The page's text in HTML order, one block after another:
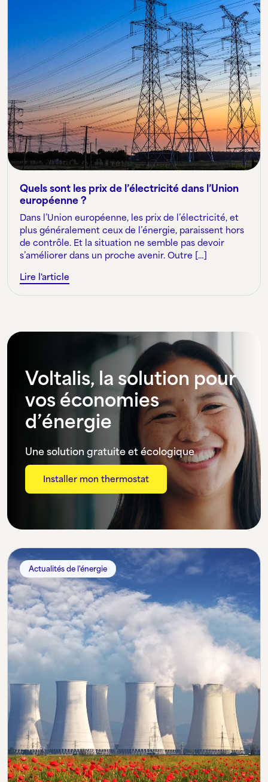
Quels sont les prix de l’électricité dans l’Union
européenne ?
Dans l’Union européenne, les prix de l’électricité, et
plus généralement ceux de l’énergie, paraissent hors
de contrôle. Et la situation ne semble pas devoir
s’améliorer dans un proche avenir. Outre […]
Lire l'article
Voltalis, la solution pour
vos économies
d’énergie
Une solution gratuite et écologique
Installer mon thermostat
Actualités de l'énergie